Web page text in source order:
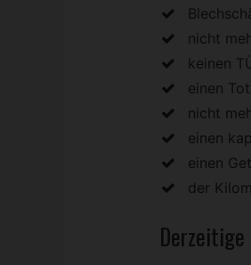
nicht
keinen
einen
nicht
einen
einen
der
Derzeitige